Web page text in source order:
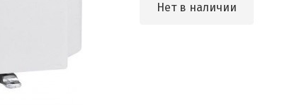
Нет в наличии